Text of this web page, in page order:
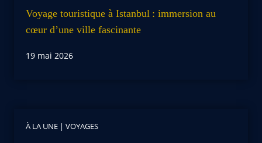
Voyage touristique à Istanbul : immersion au
cœur d’une ville fascinante
19 mai 2026
À LA UNE | VOYAGES